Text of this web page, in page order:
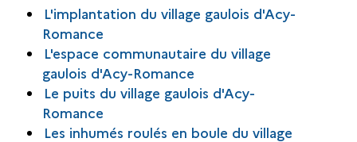
L'implantation du village gaulois d'Acy-
Romance
L'espace communautaire du village
gaulois d'Acy-Romance
Le puits du village gaulois d'Acy-
Romance
Les inhumés roulés en boule du village